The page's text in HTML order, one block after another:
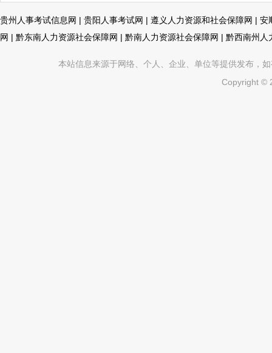
贵州人事考试信息网 | 贵阳人事考试网 | 遵义人力资源和社会保障网 | 安
网 | 黔东南人力资源社会保障网 | 黔南人力资源社会保障网 | 黔西南州人
本站信息来源于网络、个人、企业、单位等提供发布，
Copyright ©